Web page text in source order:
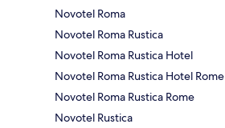
Novotel Roma
Novotel Roma Rustica
Novotel Roma Rustica Hotel
Novotel Roma Rustica Hotel Rome
Novotel Roma Rustica Rome
Novotel Rustica